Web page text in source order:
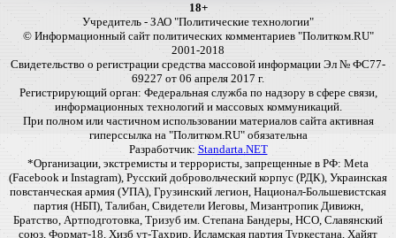
18+
Учредитель - ЗАО "Политические технологии"
© Информационный сайт политических комментариев "Политком.RU"
2001-2018
Свидетельство о регистрации средства массовой информации Эл № ФС77-
69227 от 06 апреля 2017 г.
Регистрирующий орган: Федеральная служба по надзору в сфере связи,
информационных технологий и массовых коммуникаций.
При полном или частичном использовании материалов сайта активная
гиперссылка на "Политком.RU" обязательна
Разработчик: Standarta.NET
*Организации, экстремисты и террористы, запрещенные в РФ: Meta
(Facebook и Instagram), Русский добровольческий корпус (РДК), Украинская
повстанческая армия (УПА), Грузинский легион, Национал-Большевистская
партия (НБП), Талибан, Свидетели Иеговы, Мизантропик Дивижн,
Братство, Артподготовка, Тризуб им. Степана Бандеры, НСО, Славянский
союз, Формат-18, Хизб ут-Тахрир, Исламская партия Туркестана, Хайят